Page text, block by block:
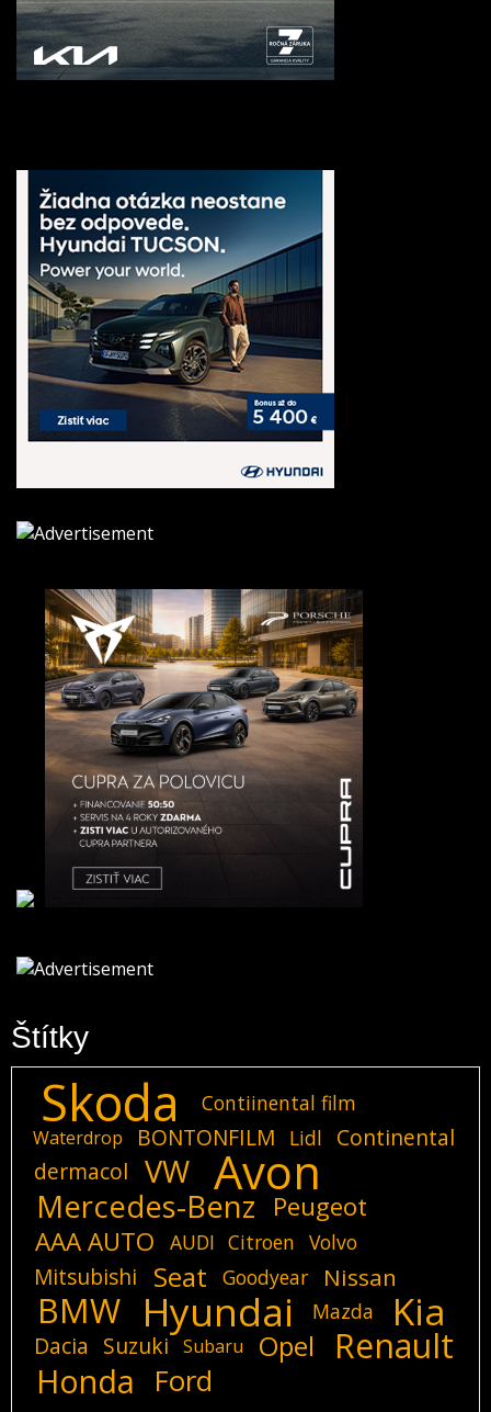
Štítky
Skoda Contiinental film
Waterdrop BONTONFILM Lidl
Continental
dermacol
VW Avon
Mercedes-Benz
Peugeot
AAA AUTO
AUDI Citroen Volvo
Mitsubishi Seat Goodyear Nissan
BMW Hyundai Mazda Kia
Dacia Suzuki Subaru Opel Renault
Honda Ford